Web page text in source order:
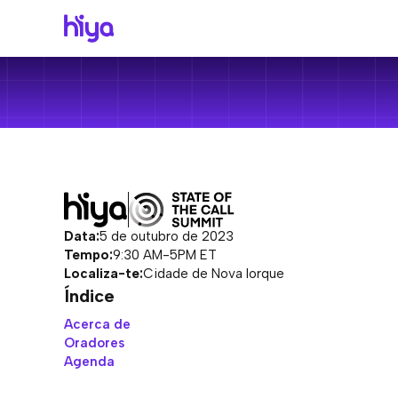
A
Data:5 de outubro de 2023
Tempo:9:30 AM-5PM ET
Localiza-te:Cidade de Nova Iorque
Índice
Acerca de
Oradores
Agenda